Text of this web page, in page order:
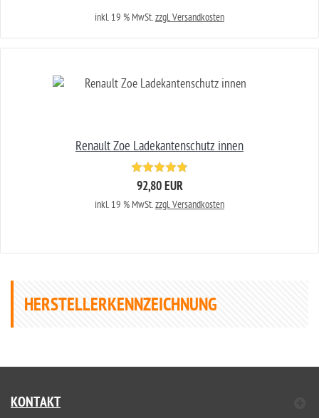
inkl. 19 % MwSt.zzgl. Versandkosten
Renault Zoe Ladekantenschutz innen
92,80 EUR
inkl. 19 % MwSt.zzgl. Versandkosten
HERSTELLERKENNZEICHNUNG
KONTAKT